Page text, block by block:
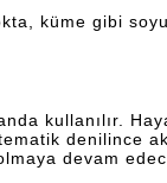
küme gibi
kullanılır.
denilince
devam